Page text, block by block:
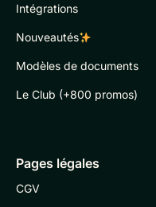
Intégrations
Nouveautés
Modèles de documents
Le Club (+800 promos)
Pages légales
CGV